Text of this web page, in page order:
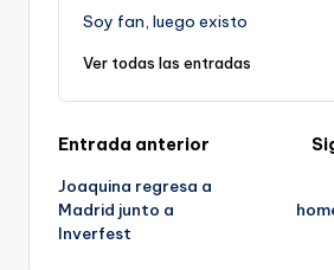
Soy fan, luego existo
Ver todas las entradas
Navegación
de
entradas
Entrada anterior
Joaquina regresa a
Madrid junto a
Inverfest